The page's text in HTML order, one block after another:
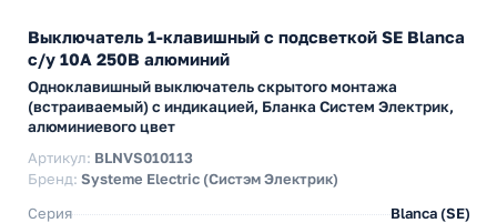
Выключатель 1-клавишный с подсветкой SE Blanca
с/у 10A 250В алюминий
Одноклавишный выключатель скрытого монтажа
(встраиваемый) с индикацией, Бланка Систем Электрик,
алюминиевого цвет
Артикул: BLNVS010113
Бренд: Systeme Electric (Систэм Электрик)
Серия
Blanca (SE)